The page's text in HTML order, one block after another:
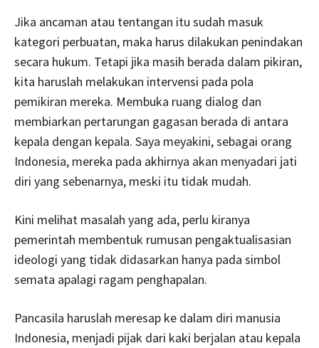
Jika ancaman atau tentangan itu sudah masuk
kategori perbuatan, maka harus dilakukan penindakan
secara hukum. Tetapi jika masih berada dalam pikiran,
kita haruslah melakukan intervensi pada pola
pemikiran mereka. Membuka ruang dialog dan
membiarkan pertarungan gagasan berada di antara
kepala dengan kepala. Saya meyakini, sebagai orang
Indonesia, mereka pada akhirnya akan menyadari jati
diri yang sebenarnya, meski itu tidak mudah.
Kini melihat masalah yang ada, perlu kiranya
pemerintah membentuk rumusan pengaktualisasian
ideologi yang tidak didasarkan hanya pada simbol
semata apalagi ragam penghapalan.
Pancasila haruslah meresap ke dalam diri manusia
Indonesia, menjadi pijak dari kaki berjalan atau kepala